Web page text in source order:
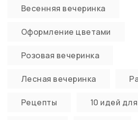
Весенняя вечеринка
Оформление цветами
Розовая вечеринка
Лесная вечеринка
Рецепты 10 идей